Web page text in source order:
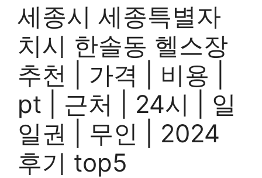
세종시 세종특별자
치시 한솔동 헬스장
추천 | 가격 | 비용 |
pt | 근처 | 24시 | 일
일권 | 무인 | 2024
후기 top5